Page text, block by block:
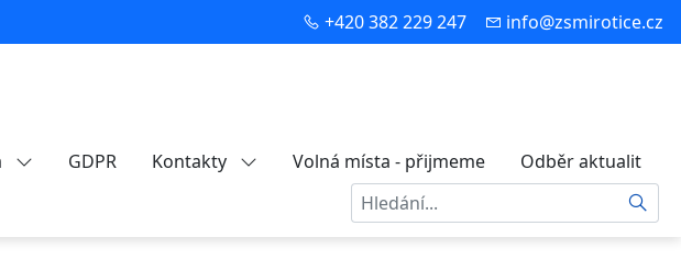
+420 382 229 247 info@zsmirotice.cz
GDPR Kontakty Volná místa - přijmeme
Odběr aktualit
Hledat